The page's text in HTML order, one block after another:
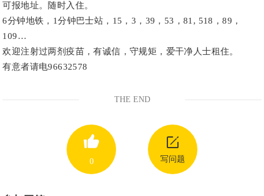
可报地址。随时入住。
6分钟地铁，1分钟巴士站，15，3，39，53，81, 518，89，
109…
欢迎注射过两剂疫苗，有诚信，守规矩，爱干净人士租住。
有意者请电96632578
THE END
0 写问题